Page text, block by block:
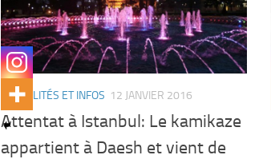
ACTUALITÉS ET INFOS 12 JANVIER 2016
Attentat à Istanbul: Le kamikaze
appartient à Daesh et vient de